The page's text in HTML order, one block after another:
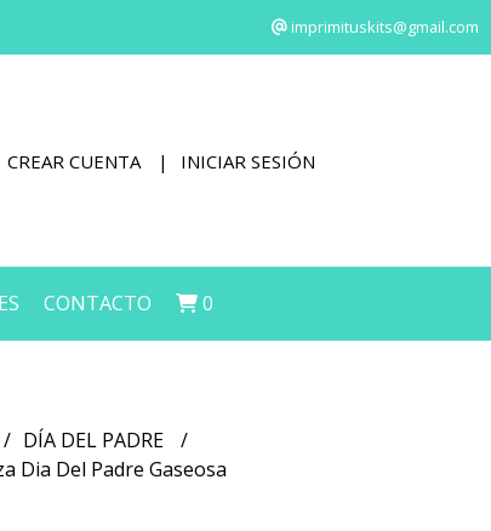
imprimituskits@gmail.com
CREAR CUENTA INICIAR SESIÓN
CONTACTO 0
DÍA DEL PADRE
Dia Del Padre Gaseosa